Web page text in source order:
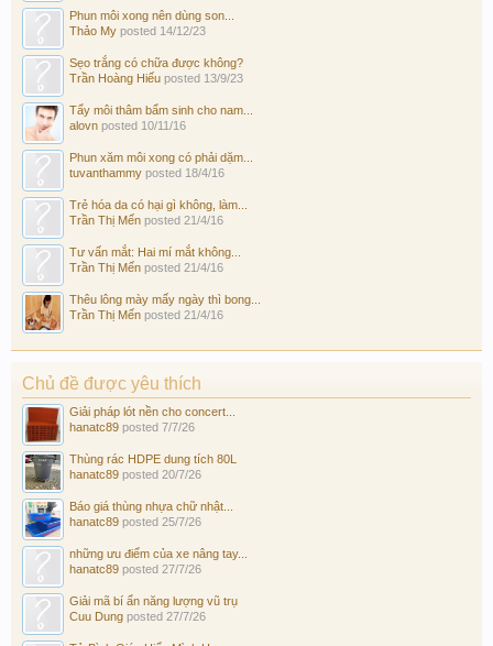
Phun môi xong nên dùng son...
Thảo My posted 14/12/23
Sẹo trắng có chữa được không?
Trần Hoàng Hiếu posted 13/9/23
Tẩy môi thâm bẩm sinh cho nam...
alovn posted 10/11/16
Phun xăm môi xong có phải dặm...
tuvanthammy posted 18/4/16
Trẻ hóa da có hại gì không, làm...
Trần Thị Mến posted 21/4/16
Tư vấn mắt: Hai mí mắt không...
Trần Thị Mến posted 21/4/16
Thêu lông mày mấy ngày thì bong...
Trần Thị Mến posted 21/4/16
Chủ đề được yêu thích
Giải pháp lót nền cho concert...
hanatc89 posted 7/7/26
Thùng rác HDPE dung tích 80L
hanatc89 posted 20/7/26
Báo giá thùng nhựa chữ nhật...
hanatc89 posted 25/7/26
những ưu điểm của xe nâng tay...
hanatc89 posted 27/7/26
Giải mã bí ẩn năng lượng vũ trụ
Cuu Dung posted 27/7/26